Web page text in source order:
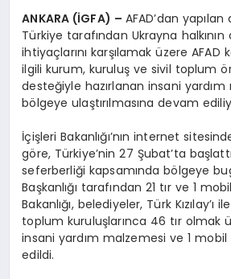
HABERLER
SAĞLIK
SPOR
ANKARA (İGFA) – AFAD’dan
Türkiye tarafından Ukrayna halkının
ihtiyaçlarını karşılamak üzere
ilgili kurum, kuruluş ve sivil toplum
desteğiyle hazırlanan insani
bölgeye ulaştırılmasına devam
İçişleri Bakanlığı’nın internet
göre, Türkiye’nin 27 Şubat’ta
seferberliği kapsamında bölgeye
Başkanlığı tarafından 21 tır ve 1
Bakanlığı, belediyeler, Türk
toplum kuruluşlarınca 46 tır olmak
insani yardım malzemesi ve 1 mobil
edildi.